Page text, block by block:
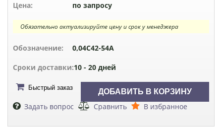
Цена: по запросу
Обязательно актуализируйте цену и срок у менеджера
Обозначение: 0,04С42-54А
Сроки доставки:10 - 20 дней
Быстрый заказ
Задать вопрос Сравнить В избранное